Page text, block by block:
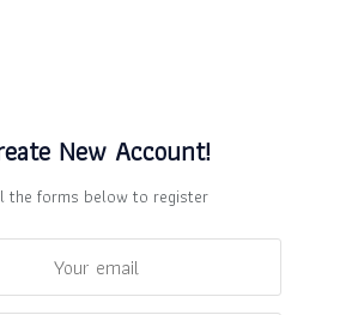
New Account!
the forms below to register